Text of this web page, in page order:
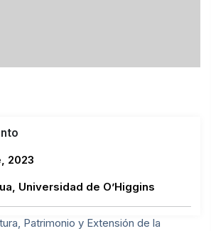
2023
Universidad de O’Higgins
Patrimonio y Extensión de la